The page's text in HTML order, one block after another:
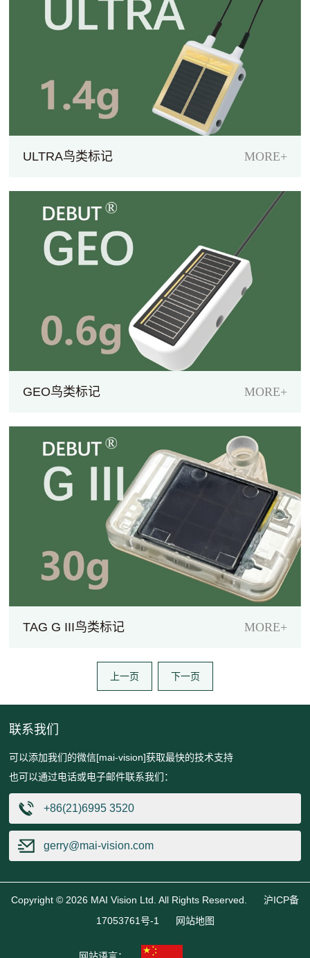
ULTRA鸟类标记 MORE+
GEO鸟类标记 MORE+
TAG G III鸟类标记 MORE+
上一页 下一页
联系我们
可以添加我们的微信[mai-vision]获取最快的技术支持
也可以通过电话或电子邮件联系我们：
+86(21)6995 3520
gerry@mai-vision.com
Copyright © 2026 MAI Vision Ltd. All Rights Reserved. 沪ICP备
17053761号-1
网站地图